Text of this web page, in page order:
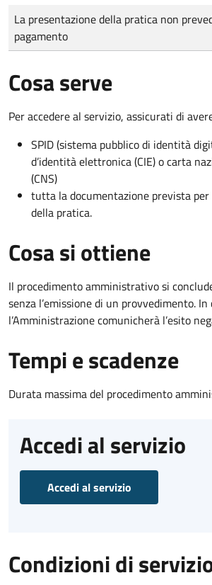
Tipo di pagamento
Importo
La presentazione della pratica non
pagamento
Cosa serve
Per accedere al servizio, assicurati di
SPID (sistema pubblico di identità
d’identità elettronica (CIE) o carta
(CNS)
tutta la documentazione prevista
della pratica.
Cosa si ottiene
Il procedimento amministrativo si
senza l’emissione di un provvedimento.
l’Amministrazione comunicherà l’esito
Tempi e scadenze
Durata massima del procedimento
Accedi al servizio
Accedi al servizio
Condizioni di